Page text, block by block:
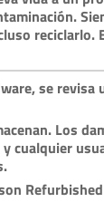
reciclarlo.
se
Los
cualquier